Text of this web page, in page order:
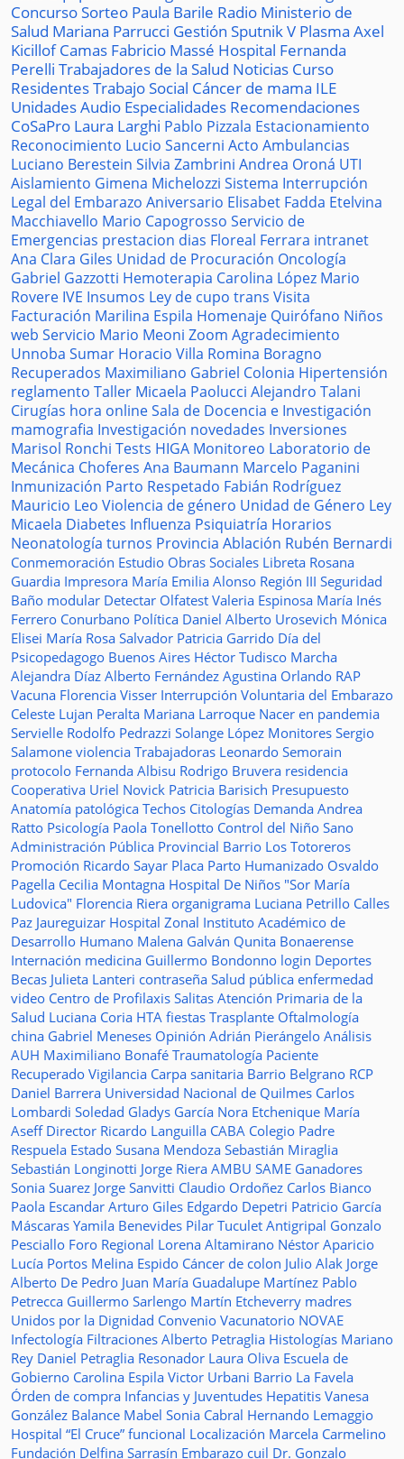
ConcursoSorteo Paula Barile Radio Ministerio de
Salud Mariana Parrucci Gestión Sputnik V Plasma Axel
KicillofCamas Fabricio Massé Hospital Fernanda
Perelli Trabajadores de la Salud Noticias Curso
ResidentesTrabajo Social Cáncer de mama ILE
UnidadesAudio Especialidades Recomendaciones
CoSaPro Laura Larghi Pablo Pizzala Estacionamiento
Reconocimiento Lucio Sancerni Acto Ambulancias
Luciano Berestein Silvia Zambrini Andrea Oroná UTI
Aislamiento Gimena Michelozzi Sistema Interrupción
Legal del Embarazo Aniversario Elisabet Fadda Etelvina
Macchiavello Mario Capogrosso Servicio de
Emergencias prestacion dias Floreal Ferrara intranet
Ana Clara Giles Unidad de Procuración Oncología
Gabriel Gazzotti Hemoterapia Carolina López Mario
Rovere IVE Insumos Ley de cupo trans Visita
Facturación Marilina Espila Homenaje Quirófano Niños
web Servicio Mario Meoni Zoom Agradecimiento
Unnoba Sumar Horacio Villa Romina Boragno
Recuperados Maximiliano Gabriel Colonia Hipertensión
reglamento Taller Micaela Paolucci Alejandro Talani
Cirugías hora onlineSala de Docencia e Investigación
mamografia Investigación novedades Inversiones
Marisol Ronchi Tests HIGA Monitoreo Laboratorio de
Mecánica Choferes Ana Baumann Marcelo Paganini
Inmunización Parto Respetado Fabián Rodríguez
Mauricio Leo Violencia de género Unidad de Género Ley
Micaela Diabetes Influenza Psiquiatría Horarios
Neonatología turnos Provincia Ablación Rubén Bernardi
Conmemoración Estudio Obras Sociales Libreta Rosana
Guardia Impresora María Emilia Alonso Región III Seguridad
Baño modular Detectar Olfatest Valeria Espinosa María Inés
Ferrero Conurbano Política Daniel Alberto Urosevich Mónica
Elisei María Rosa Salvador Patricia Garrido Día del
Psicopedagogo Buenos Aires Héctor Tudisco Marcha
Alejandra Díaz Alberto Fernández Agustina Orlando RAP
Vacuna Florencia Visser Interrupción Voluntaria del Embarazo
Celeste Lujan Peralta Mariana Larroque Nacer en pandemia
Servielle Rodolfo Pedrazzi Solange López Monitores Sergio
Salamone violencia Trabajadoras Leonardo Semorain
protocolo Fernanda Albisu Rodrigo Bruvera residencia
Cooperativa Uriel Novick Patricia Barisich Presupuesto
Anatomía patológica Techos Citologías Demanda Andrea
Ratto Psicología Paola Tonellotto Control del Niño Sano
Administración Pública Provincial Barrio Los Totoreros
Promoción Ricardo Sayar Placa Parto Humanizado Osvaldo
Pagella Cecilia Montagna Hospital De Niños "Sor María
Ludovica" Florencia Riera organigrama Luciana Petrillo Calles
Paz Jaureguizar Hospital Zonal Instituto Académico de
Desarrollo Humano Malena Galván Qunita Bonaerense
Internación medicina Guillermo Bondonno login Deportes
Becas Julieta Lanteri contraseña Salud pública enfermedad
video Centro de Profilaxis Salitas Atención Primaria de la
Salud Luciana Coria HTA fiestas Trasplante Oftalmología
china Gabriel Meneses Opinión Adrián Pierángelo Análisis
AUH Maximiliano Bonafé Traumatología Paciente
Recuperado Vigilancia Carpa sanitaria Barrio Belgrano RCP
Daniel Barrera Universidad Nacional de Quilmes Carlos
Lombardi Soledad Gladys García Nora Etchenique María
Aseff Director Ricardo Languilla CABA Colegio Padre
Respuela Estado Susana Mendoza Sebastián Miraglia
Sebastián Longinotti Jorge Riera AMBU SAME Ganadores
Sonia Suarez Jorge Sanvitti Claudio Ordoñez Carlos Bianco
Paola Escandar Arturo Giles Edgardo Depetri Patricio García
Máscaras Yamila Benevides Pilar Tuculet Antigripal Gonzalo
Pesciallo Foro Regional Lorena Altamirano Néstor Aparicio
Lucía Portos Melina Espido Cáncer de colon Julio Alak Jorge
Alberto De Pedro Juan María Guadalupe Martínez Pablo
Petrecca Guillermo Sarlengo Martín Etcheverry madres
Unidos por la Dignidad Convenio Vacunatorio NOVAE
Infectología Filtraciones Alberto Petraglia Histologías Mariano
Rey Daniel Petraglia Resonador Laura Oliva Escuela de
Gobierno Carolina Espila Victor Urbani Barrio La Favela
Órden de compra Infancias y Juventudes Hepatitis Vanesa
González Balance Mabel Sonia Cabral Hernando Lemaggio
Hospital “El Cruce” funcional Localización Marcela Carmelino
Fundación Delfina Sarrasín Embarazo cuil Dr. Gonzalo